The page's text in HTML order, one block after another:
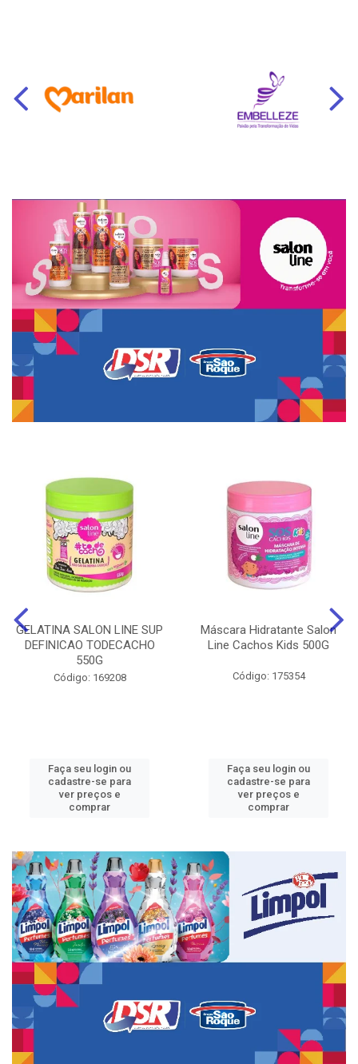
GELATINA SALON LINE SUP
DEFINICAO TODECACHO
550G
Código: 169208
Faça seu login ou
cadastre-se para
ver preços e
comprar
Máscara Hidratante Salon
Line Cachos Kids 500G
Código: 175354
Faça seu login ou
cadastre-se para
ver preços e
comprar